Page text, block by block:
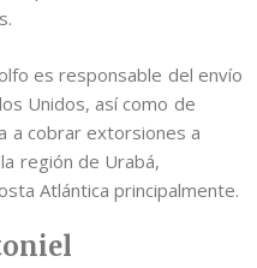
es responsable del envío
Unidos, así como de
a cobrar extorsiones a
región de Urabá,
Atlántica principalmente.